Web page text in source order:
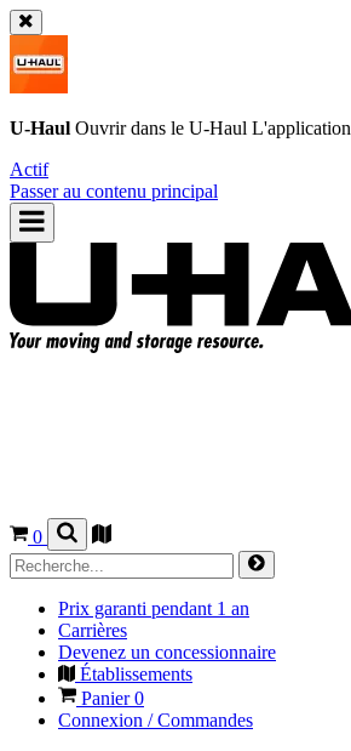
U-Haul Ouvrir dans le U-Haul L'application
Actif
Passer au contenu principal
0
Prix garanti pendant 1 an
Carrières
Devenez un concessionnaire
Établissements
Panier0
Connexion / Commandes